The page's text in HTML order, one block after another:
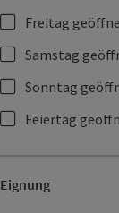
Freitag
Samstag
Sonntag
Feiertag
Eignung